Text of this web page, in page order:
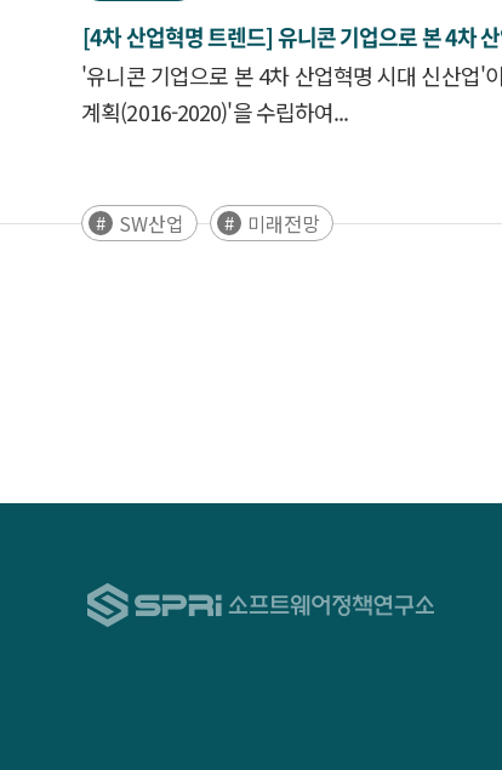
[4차산업혁명 트렌드] 유니콘 기업으로 본 4차
'유니콘 기업으로 본 4차산업혁명 시대 신산업'
계획(2016-2020)'을 수립하여...
SW산업 미래전망